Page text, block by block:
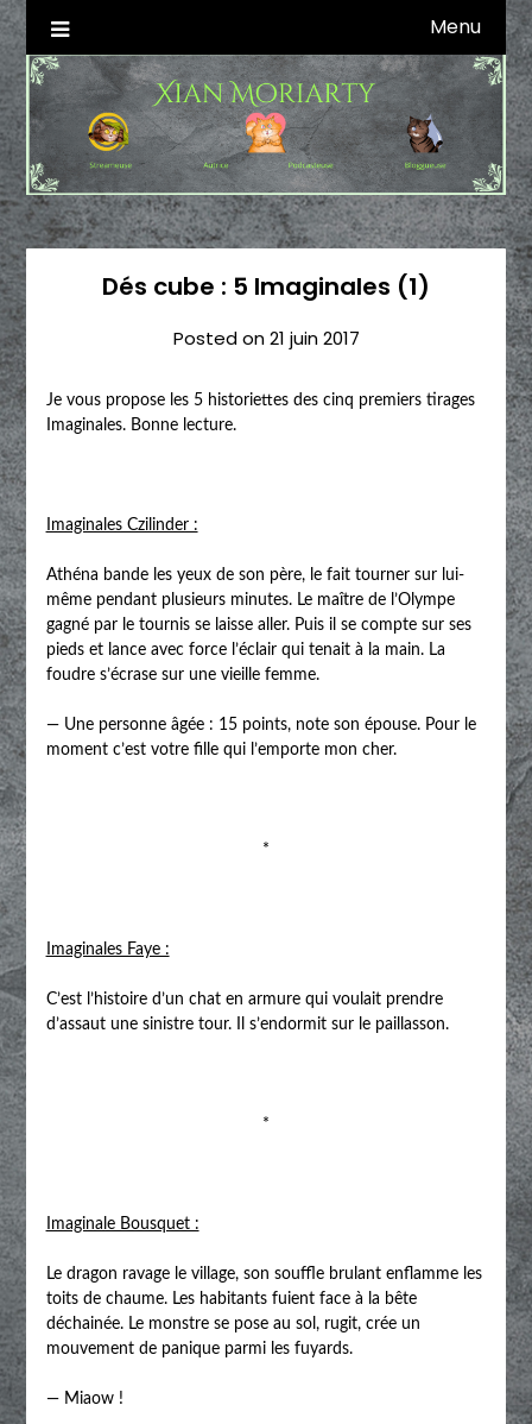
Skip
to
content
Xian Moriarty
Autrice SFFF & Blogueuse & Streameuse Menu
Dés cube : 5 Imaginales (1)
Posted on21 juin 2017
Je vous propose les 5 historiettes des cinq premiers tirages
Imaginales. Bonne lecture.
Imaginales Czilinder :
Athéna bande les yeux de son père, le fait tourner sur lui-
même pendant plusieurs minutes. Le maître de l’Olympe
gagné par le tournis se laisse aller. Puis il se compte sur ses
pieds et lance avec force l’éclair qui tenait à la main. La
foudre s’écrase sur une vieille femme.
— Une personne âgée : 15 points, note son épouse. Pour le
moment c’est votre fille qui l’emporte mon cher.
*
Imaginales Faye :
C’est l’histoire d’un chat en armure qui voulait prendre
d’assaut une sinistre tour. Il s’endormit sur le paillasson.
*
Imaginale Bousquet :
Le dragon ravage le village, son souffle brulant enflamme les
toits de chaume. Les habitants fuient face à la bête
déchainée. Le monstre se pose au sol, rugit, crée un
mouvement de panique parmi les fuyards.
— Miaow !